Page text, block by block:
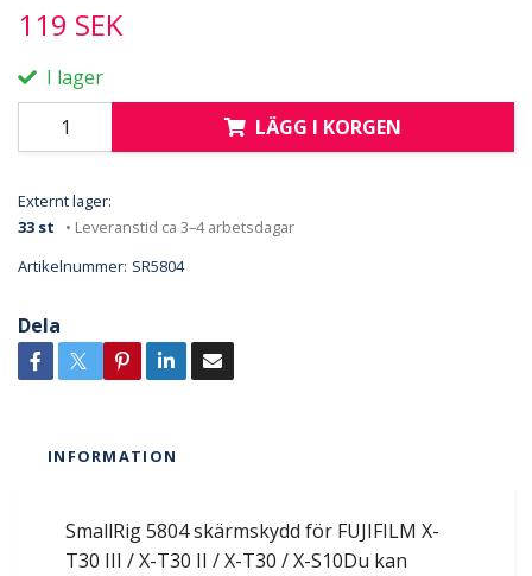
119 SEK
I lager
LÄGG I KORGEN
Externt lager:
33 st
• Leveranstid ca 3–4 arbetsdagar
Artikelnummer: SR5804
Dela
INFORMATION
SmallRig 5804 skärmskydd för FUJIFILM X-
T30 III / X-T30 II / X-T30 / X-S10Du kan